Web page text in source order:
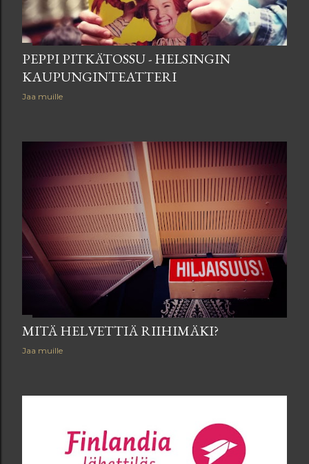
PEPPI PITKÄTOSSU - HELSINGIN
KAUPUNGINTEATTERI
Jaa muille
MITÄ HELVETTIÄ RIIHIMÄKI?
Jaa muille